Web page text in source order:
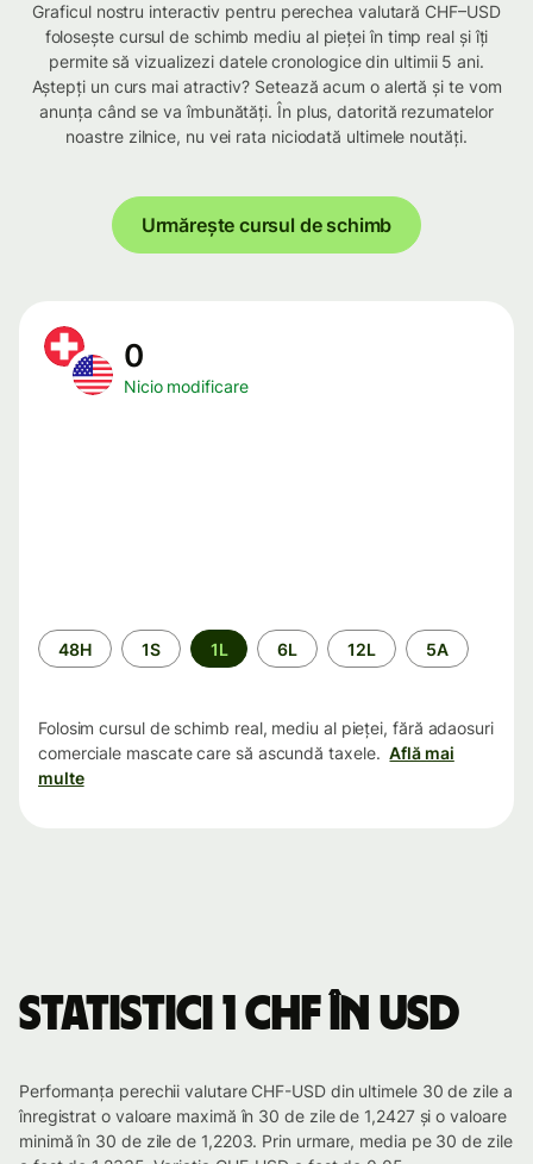
Graficul nostru interactiv pentru perechea valutară CHF–USD
folosește cursul de schimb mediu al pieței în timp real și îți
permite să vizualizezi datele cronologice din ultimii 5 ani.
Aștepți un curs mai atractiv? Setează acum o alertă și te vom
anunța când se va îmbunătăți. În plus, datorită rezumatelor
noastre zilnice, nu vei rata niciodată ultimele noutăți.
Urmărește cursul de schimb
0
Nicio modificare
Perioada
48H 1S 1L 6L 12L 5A
Folosim cursul de schimb real, mediu al pieței, fără adaosuri
comerciale mascate care să ascundă taxele. Află mai
multe
Statistici 1 CHF în USD
Performanța perechii valutare CHF-USD din ultimele 30 de zile a
înregistrat o valoare maximă în 30 de zile de 1,2427 și o valoare
minimă în 30 de zile de 1,2203. Prin urmare, media pe 30 de zile